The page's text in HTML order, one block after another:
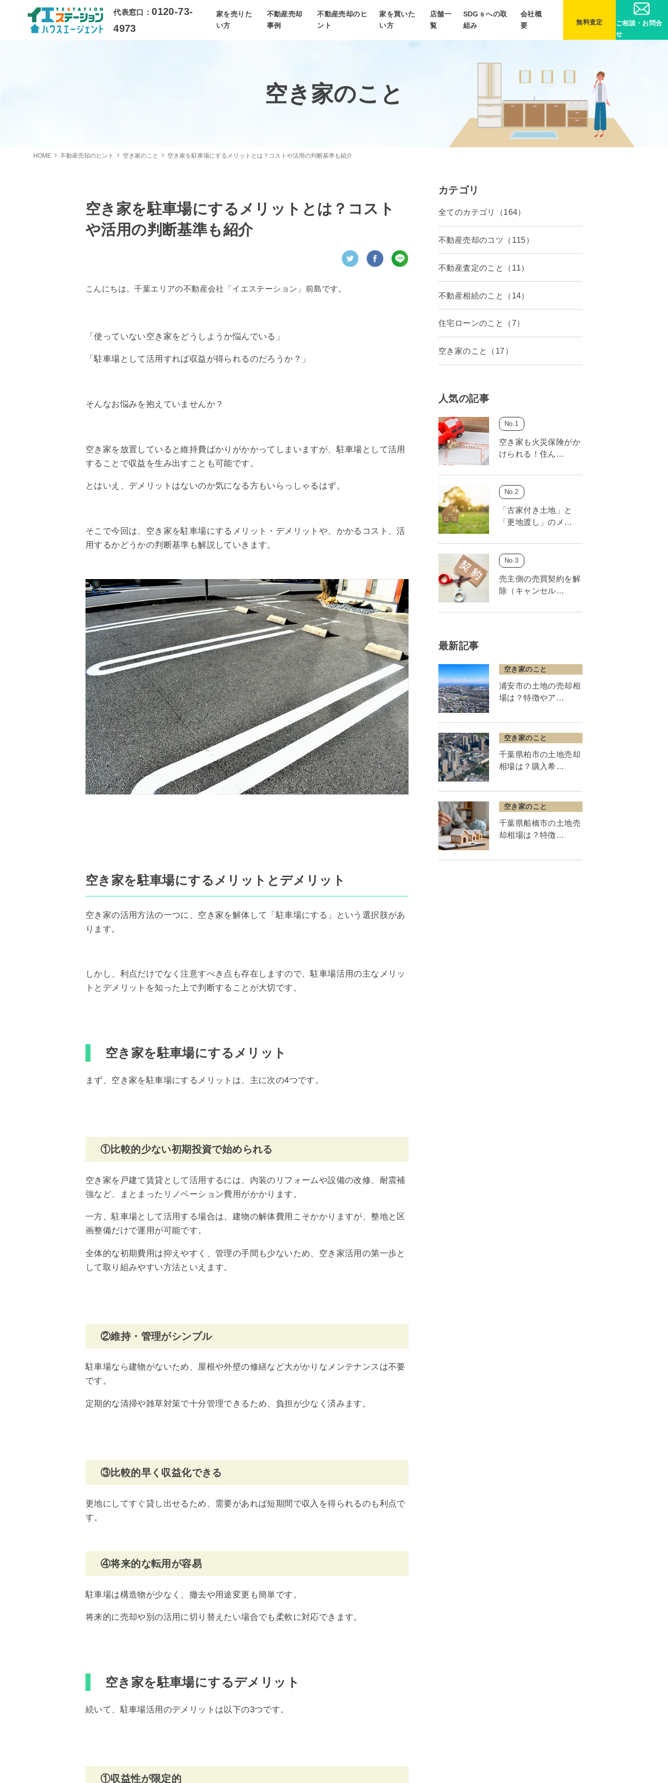
代表窓口：0120-73-
4973
家を売りた
い方
不動産売却
事例
不動産売却のヒ
ント
家を買いた
い方
店舗一
覧
SDGｓへの取
組み
会社概
要
無料査定
ご相談・お問合
せ
空き家のこと
HOME 不動産売却のヒント 空き家のこと 空き家を駐車場にするメリットとは？コストや活用の判断基準も紹介
空き家を駐車場にするメリットとは？コスト
や活用の判断基準も紹介
こんにちは。千葉エリアの不動産会社「イエステーション」前島です。
「使っていない空き家をどうしようか悩んでいる」
「駐車場として活用すれば収益が得られるのだろうか？」
そんなお悩みを抱えていませんか？
空き家を放置していると維持費ばかりがかかってしまいますが、駐車場として活用
することで収益を生み出すことも可能です。
とはいえ、デメリットはないのか気になる方もいらっしゃるはず。
そこで今回は、空き家を駐車場にするメリット・デメリットや、かかるコスト、活
用するかどうかの判断基準も解説していきます。
空き家を駐車場にするメリットとデメリット
空き家の活用方法の一つに、空き家を解体して「駐車場にする」という選択肢があ
ります。
しかし、利点だけでなく注意すべき点も存在しますので、駐車場活用の主なメリッ
トとデメリットを知った上で判断することが大切です。
空き家を駐車場にするメリット
まず、空き家を駐車場にするメリットは、主に次の4つです。
①比較的少ない初期投資で始められる
空き家を戸建て賃貸として活用するには、内装のリフォームや設備の改修、耐震補
強など、まとまったリノベーション費用がかかります。
一方、駐車場として活用する場合は、建物の解体費用こそかかりますが、整地と区
画整備だけで運用が可能です。
全体的な初期費用は抑えやすく、管理の手間も少ないため、空き家活用の第一歩と
して取り組みやすい方法といえます。
②維持・管理がシンプル
駐車場なら建物がないため、屋根や外壁の修繕など大がかりなメンテナンスは不要
です。
定期的な清掃や雑草対策で十分管理できるため、負担が少なく済みます。
③比較的早く収益化できる
更地にしてすぐ貸し出せるため、需要があれば短期間で収入を得られるのも利点で
す。
④将来的な転用が容易
駐車場は構造物が少なく、撤去や用途変更も簡単です。
将来的に売却や別の活用に切り替えたい場合でも柔軟に対応できます。
空き家を駐車場にするデメリット
続いて、駐車場活用のデメリットは以下の3つです。
①収益性が限定的
カテゴリ
全てのカテゴリ（164）
不動産売却のコツ（115）
不動産査定のこと（11）
不動産相続のこと（14）
住宅ローンのこと（7）
空き家のこと（17）
人気の記事
空き家も火災保険がか
けられる！住ん…
「古家付き土地」と
「更地渡し」のメ…
売主側の売買契約を解
除（キャンセル…
最新記事
空き家のこと
浦安市の土地の売却相
場は？特徴やア…
空き家のこと
千葉県柏市の土地売却
相場は？購入希…
空き家のこと
千葉県船橋市の土地売
却相場は？特徴…